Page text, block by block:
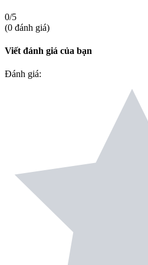
0/5
(0 đánh giá)
Viết đánh giá của bạn
Đánh giá: